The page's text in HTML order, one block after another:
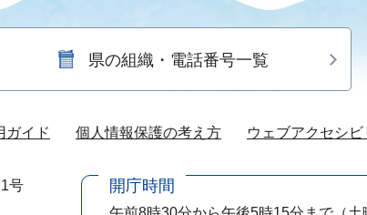
県の組織・電話番号一覧
ガイド 個人情報保護の考え方 ウェブアクセシ
号
開庁時間